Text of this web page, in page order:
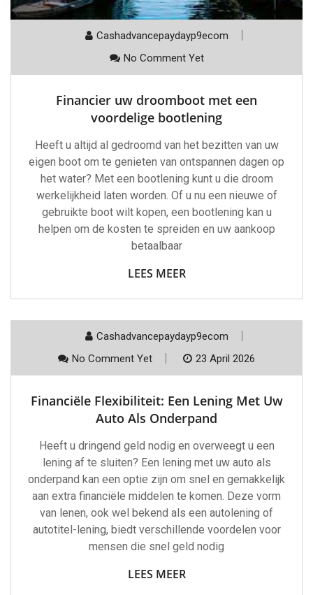
Cashadvancepaydayp9ecom
No Comment Yet
Financier uw droomboot met een
voordelige bootlening
Heeft u altijd al gedroomd van het bezitten van uw
eigen boot om te genieten van ontspannen dagen op
het water? Met een bootlening kunt u die droom
werkelijkheid laten worden. Of u nu een nieuwe of
gebruikte boot wilt kopen, een bootlening kan u
helpen om de kosten te spreiden en uw aankoop
betaalbaar
LEES MEER
Cashadvancepaydayp9ecom
No Comment Yet
23 April 2026
Financiële Flexibiliteit: Een Lening Met Uw
Auto Als Onderpand
Heeft u dringend geld nodig en overweegt u een
lening af te sluiten? Een lening met uw auto als
onderpand kan een optie zijn om snel en gemakkelijk
aan extra financiële middelen te komen. Deze vorm
van lenen, ook wel bekend als een autolening of
autotitel-lening, biedt verschillende voordelen voor
mensen die snel geld nodig
LEES MEER